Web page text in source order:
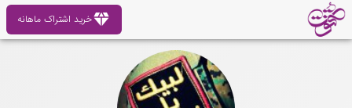
diamondخرید اشتراک ماهانه